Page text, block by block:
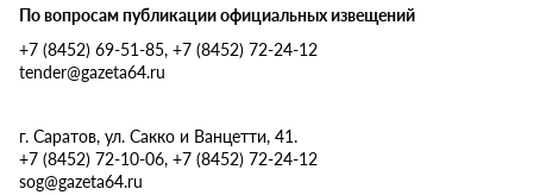
По вопросам публикации официальных извещений
+7 (8452) 69-51-85, +7 (8452) 72-24-12
tender@gazeta64.ru
г. Саратов, ул. Сакко и Ванцетти, 41.
+7 (8452) 72-10-06, +7 (8452) 72-24-12
sog@gazeta64.ru